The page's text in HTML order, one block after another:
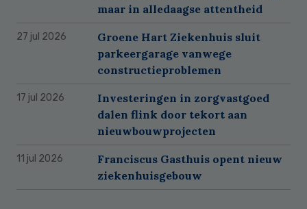
maar in alledaagse attentheid
27 jul 2026
Groene Hart Ziekenhuis sluit
parkeergarage vanwege
constructieproblemen
17 jul 2026
Investeringen in zorgvastgoed
dalen flink door tekort aan
nieuwbouwprojecten
11 jul 2026
Franciscus Gasthuis opent nieuw
ziekenhuisgebouw